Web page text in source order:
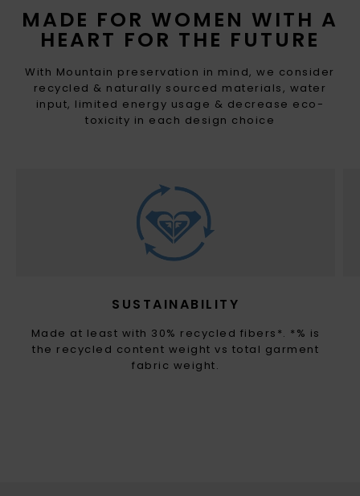
MADE FOR WOMEN WITH A
HEART FOR THE FUTURE
With Mountain preservation in mind, we consider
recycled & naturally sourced materials, water
input, limited energy usage & decrease eco-
toxicity in each design choice
SUSTAINABILITY
Made at least with 30% recycled fibers*. *% is
the recycled content weight vs total garment
fabric weight.